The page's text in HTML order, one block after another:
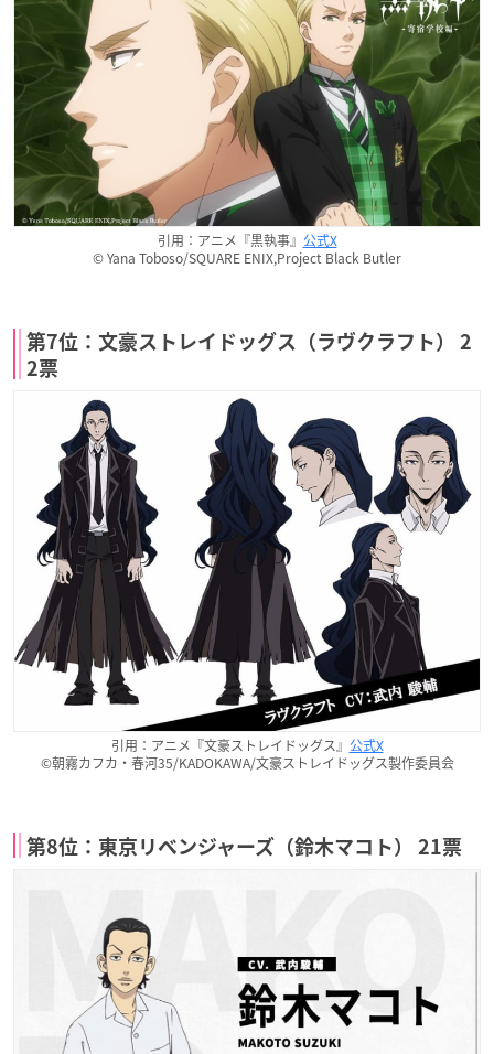
引用：アニメ『黒執事』 公式X
© Yana Toboso/SQUARE ENIX,Project Black Butler
第7位：文豪ストレイドッグス（ラヴクラフト） 2
2票
引用：アニメ『文豪ストレイドッグス』 公式X
©朝霧カフカ・春河35/KADOKAWA/文豪ストレイドッグス製作委員会
第8位：東京リベンジャーズ（鈴木マコト） 21票